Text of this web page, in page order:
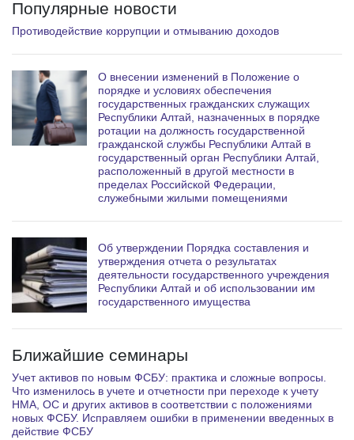
Популярные новости
Противодействие коррупции и отмыванию доходов
О внесении изменений в Положение о
порядке и условиях обеспечения
государственных гражданских служащих
Республики Алтай, назначенных в порядке
ротации на должность государственной
гражданской службы Республики Алтай в
государственный орган Республики Алтай,
расположенный в другой местности в
пределах Российской Федерации,
служебными жилыми помещениями
Об утверждении Порядка составления и
утверждения отчета о результатах
деятельности государственного учреждения
Республики Алтай и об использовании им
государственного имущества
Ближайшие семинары
Учет активов по новым ФСБУ: практика и сложные вопросы.
Что изменилось в учете и отчетности при переходе к учету
НМА, ОС и других активов в соответствии с положениями
новых ФСБУ. Исправляем ошибки в применении введенных в
действие ФСБУ